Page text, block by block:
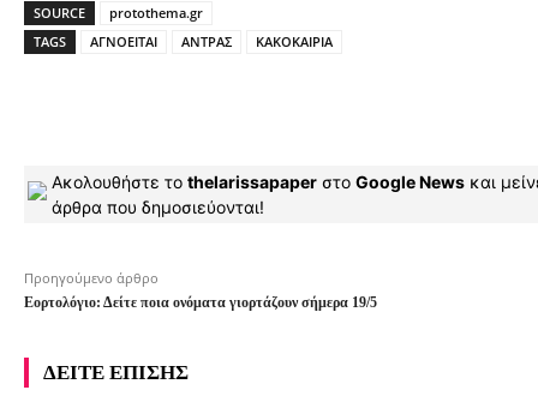
SOURCE
protothema.gr
TAGS
ΑΓΝΟΕΙΤΑΙ ΑΝΤΡΑΣ ΚΑΚΟΚΑΙΡΙΑ
Ακολουθήστε το thelarissapaper στο Google News και
άρθρα που δημοσιεύονται!
Προηγούμενο άρθρο
Εορτολόγιο: Δείτε ποια ονόματα γιορτάζουν σήμερα 19/5
ΔΕΙΤΕ ΕΠΙΣΗΣ